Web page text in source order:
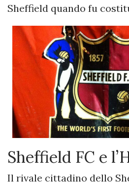
Sheffield quando fu
Sheffield FC e
Il rivale cittadino dello